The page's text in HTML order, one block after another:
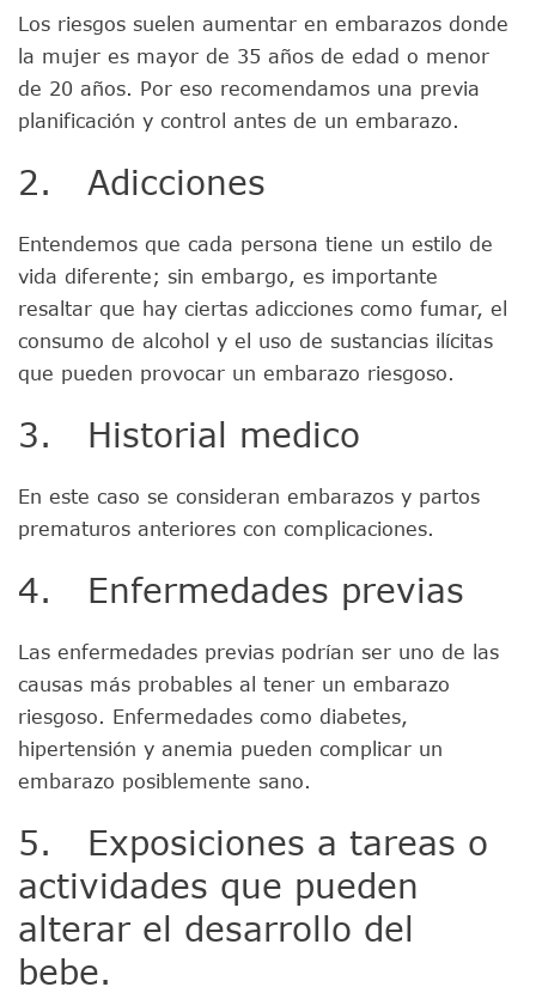
Los riesgos suelen aumentar en embarazos donde
la mujer es mayor de 35 años de edad o menor
de 20 años. Por eso recomendamos una previa
planificación y control antes de un embarazo.
2. Adicciones
Entendemos que cada persona tiene un estilo de
vida diferente; sin embargo, es importante
resaltar que hay ciertas adicciones como fumar, el
consumo de alcohol y el uso de sustancias ilícitas
que pueden provocar un embarazo riesgoso.
3. Historial medico
En este caso se consideran embarazos y partos
prematuros anteriores con complicaciones.
4. Enfermedades previas
Las enfermedades previas podrían ser uno de las
causas más probables al tener un embarazo
riesgoso. Enfermedades como diabetes,
hipertensión y anemia pueden complicar un
embarazo posiblemente sano.
5. Exposiciones a tareas o
actividades que pueden
alterar el desarrollo del
bebe.